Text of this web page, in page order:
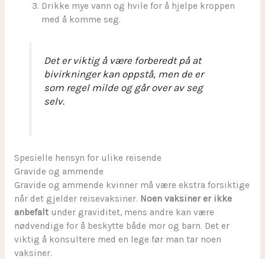
Drikke mye vann og hvile for å hjelpe kroppen
med å komme seg.
Det er viktig å være forberedt på at
bivirkninger kan oppstå, men de er
som regel milde og går over av seg
selv.
Spesielle hensyn for ulike reisende
Gravide og ammende
Gravide og ammende kvinner må være ekstra forsiktige
når det gjelder reisevaksiner. Noen vaksiner er ikke
anbefaltunder graviditet, mens andre kan være
nødvendige for å beskytte både mor og barn. Det er
viktig å konsultere med en lege før man tar noen
vaksiner.